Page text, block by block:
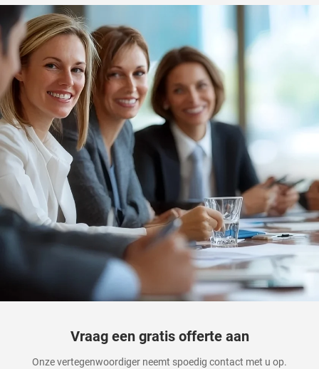
Vraag een gratis offerte aan
Onze vertegenwoordiger neemt spoedig contact met u op.